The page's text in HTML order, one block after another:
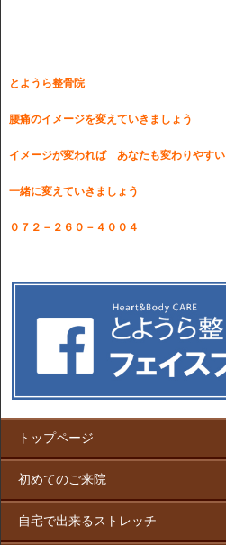
とようら整骨院
腰痛のイメージを変えていきましょう
イメージが変われば あなたも変わりやすい
一緒に変えていきましょう
０７２－２６０－４００４
トップページ
初めてのご来院
自宅で出来るストレッチ